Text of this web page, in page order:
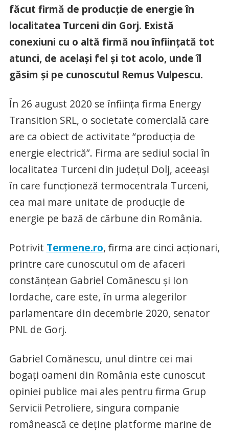
făcut firmă de producție de energie în
localitatea Turceni din Gorj. Există
conexiuni cu o altă firmă nou înființată tot
atunci, de același fel și tot acolo, unde îl
găsim și pe cunoscutul Remus Vulpescu.
În 26 august 2020 se înființa firma Energy
Transition SRL, o societate comercială care
are ca obiect de activitate “producția de
energie electrică”. Firma are sediul social în
localitatea Turceni din județul Dolj, aceeași
în care funcționeză termocentrala Turceni,
cea mai mare unitate de producție de
energie pe bază de cărbune din România.
Potrivit Termene.ro, firma are cinci acționari,
printre care cunoscutul om de afaceri
constănțean Gabriel Comănescu și Ion
Iordache, care este, în urma alegerilor
parlamentare din decembrie 2020, senator
PNL de Gorj.
Gabriel Comănescu, unul dintre cei mai
bogați oameni din România este cunoscut
opiniei publice mai ales pentru firma Grup
Servicii Petroliere, singura companie
românească ce deține platforme marine de